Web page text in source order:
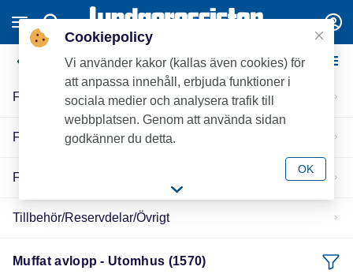
Muffat avlopp - Utomhus
För släta avloppsrör
För struktur-/dubbelväggsrör
För tryckavloppsrör
Tillbehör/Reservdelar/Övrigt
Muffat avlopp - Utomhus (1570)
Cookiepolicy
Vi använder kakor (kallas även cookies) för
att anpassa innehåll, erbjuda funktioner i
sociala medier och analysera trafik till
webbplatsen. Genom att använda sidan
godkänner du detta.
OK